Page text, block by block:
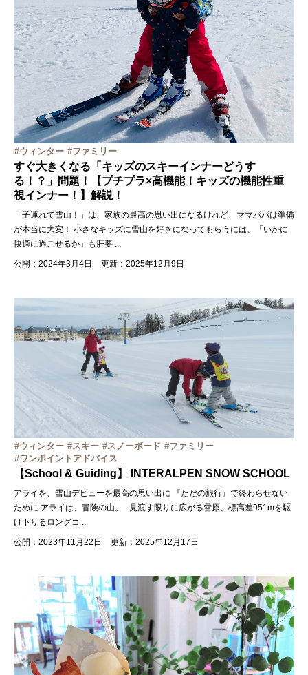
ウィンター ファミリー
すぐ大きくなる「キッズのスキーインナーどうす
る！？」問題！【プチプラ×高機能！キッズの機能性重
視インナー！】解説！
「子連れで雪山！」は、家族の最高の思い出になるけれど、ママパパは準備
が本当に大変！ 小さなキッズに雪山を好きになってもらうには、「いかに
快適に過ごせるか」も肝要
公開：2024年3月4日 更新：2025年12月9日
ウィンター スキー スノーボード
ファミリー
ワンポイントアドバイス
【School & Guiding】 INTERALPEN SNOW SCHOOL
アライを、雪山デビューを最高の思い出に 『ただの旅行』で終わらせない
ために アライは、冒険の山。 見渡す限りに広がる雪原、標高差951mを駆
け下りるロングコ ...
公開：2023年11月22日 更新：2025年12月17日